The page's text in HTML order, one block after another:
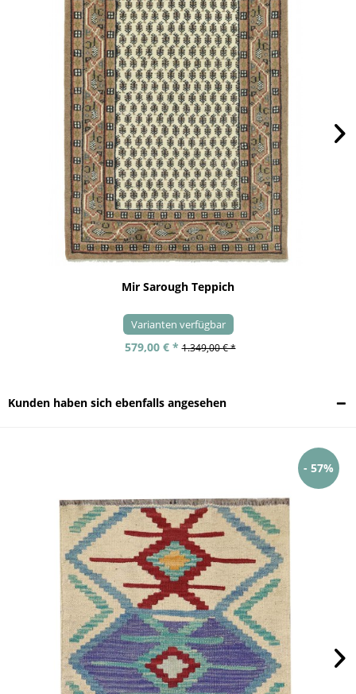
Mir Sarough Teppich
Varianten verfügbar
579,00 € * 1.349,00 € *
Kunden haben sich ebenfalls angesehen
- 57%